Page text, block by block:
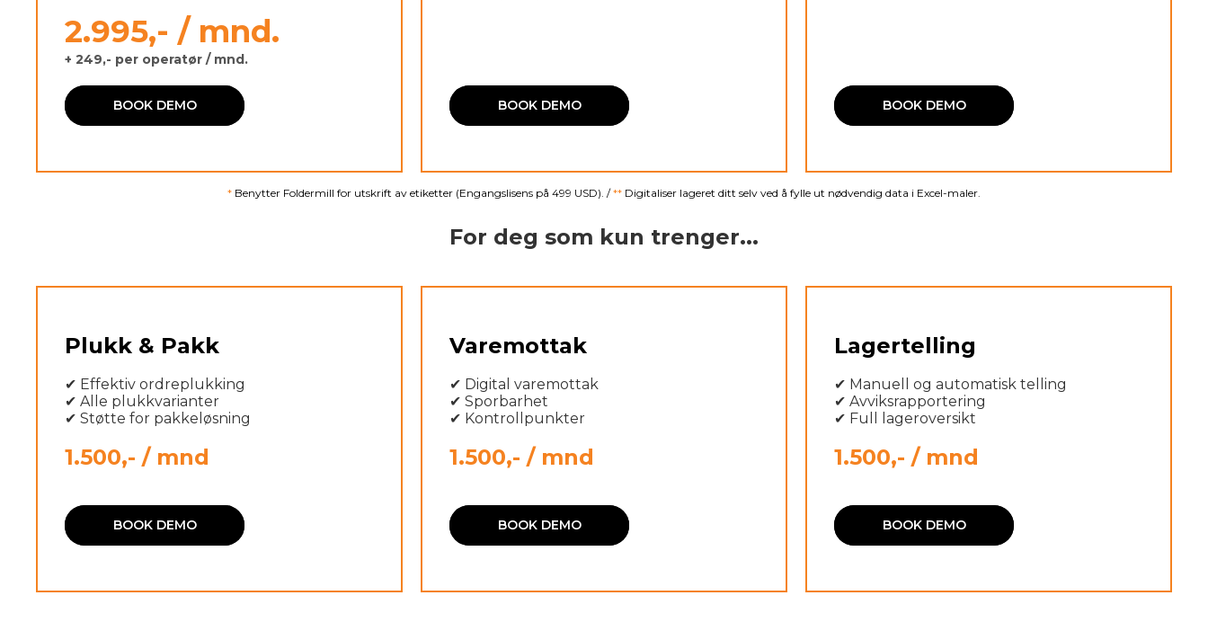
2.995,- / mnd.
+ 249,- per operatør / mnd.
BOOK DEMO BOOK DEMO BOOK DEMO
* Benytter Foldermill for utskrift av etiketter (Engangslisens på 499 USD). /** Digitaliser lageret ditt selv ved å fylle ut nødvendig data i Excel-maler.
For deg som kun trenger...
Plukk & Pakk
✔ Effektiv ordreplukking
✔ Alle plukkvarianter
✔ Støtte for pakkeløsning
1.500,- / mnd
BOOK DEMO
Varemottak
✔ Digital varemottak
✔ Sporbarhet
✔ Kontrollpunkter
1.500,- / mnd
BOOK DEMO
Lagertelling
✔ Manuell og automatisk telling
✔ Avviksrapportering
✔ Full lageroversikt
1.500,- / mnd
BOOK DEMO